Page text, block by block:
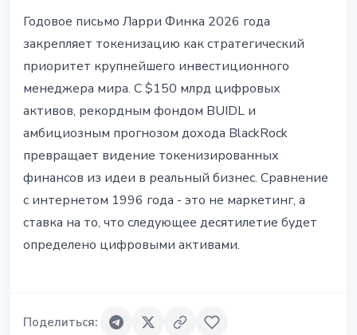
Годовое письмо Ларри Финка 2026 года
закрепляет токенизацию как стратегический
приоритет крупнейшего инвестиционного
менеджера мира. С $150 млрд цифровых
активов, рекордным фондом BUIDL и
амбициозным прогнозом дохода BlackRock
превращает видение токенизированных
финансов из идеи в реальный бизнес. Сравнение
с интернетом 1996 года - это не маркетинг, а
ставка на то, что следующее десятилетие будет
определено цифровыми активами.
Поделиться: